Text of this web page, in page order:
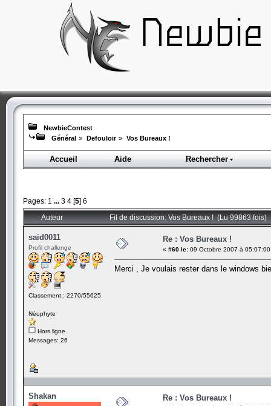
NewbieContest
Général » Defouloir » Vos Bureaux !
Accueil Aide Rechercher
Pages: 1 ... 3 4 [5] 6
Auteur Fil de discussion: Vos Bureaux ! (Lu 99863 fois)
said0011
Profil challenge
Classement : 2270/55625
Néophyte
Hors ligne
Messages: 26
Re : Vos Bureaux !
« #60 le: 09 Octobre 2007 à
Merci , Je voulais rester dans le windows
Shakan Re : Vos Bureaux !